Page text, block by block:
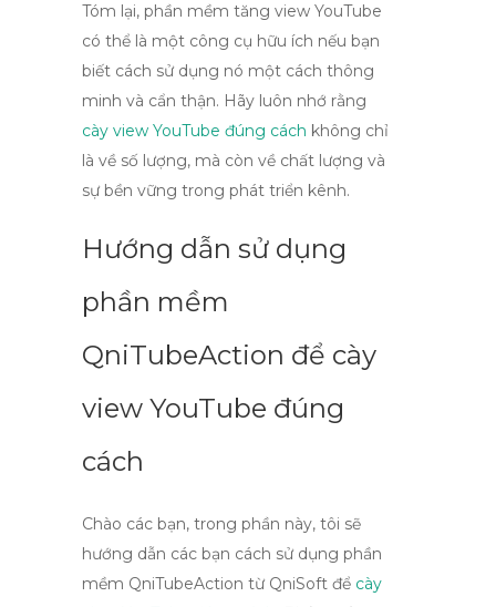
Tóm lại, phần mềm tăng view YouTube
có thể là một công cụ hữu ích nếu bạn
biết cách sử dụng nó một cách thông
minh và cẩn thận. Hãy luôn nhớ rằng
cày view YouTube đúng cách không chỉ
là về số lượng, mà còn về chất lượng và
sự bền vững trong phát triển kênh.
Hướng dẫn sử dụng
phần mềm
QniTubeAction để cày
view YouTube đúng
cách
Chào các bạn, trong phần này, tôi sẽ
hướng dẫn các bạn cách sử dụng phần
mềm QniTubeAction từ QniSoft để cày